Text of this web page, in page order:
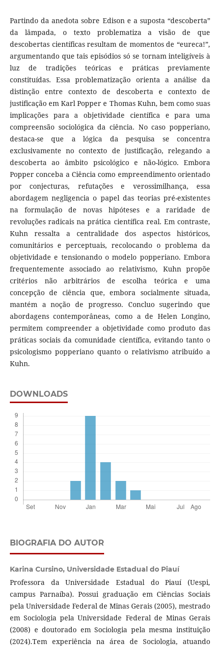
Partindo da anedota sobre Edison e a suposta “descoberta”
da lâmpada, o texto problematiza a visão de que
descobertas científicas resultam de momentos de “eureca!”,
argumentando que tais episódios só se tornam inteligíveis à
luz de tradições teóricas e práticas previamente
constituídas. Essa problematização orienta a análise da
distinção entre contexto de descoberta e contexto de
justificação em Karl Popper e Thomas Kuhn, bem como suas
implicações para a objetividade científica e para uma
compreensão sociológica da ciência. No caso popperiano,
destaca-se que a lógica da pesquisa se concentra
exclusivamente no contexto de justificação, relegando a
descoberta ao âmbito psicológico e não-lógico. Embora
Popper conceba a Ciência como empreendimento orientado
por conjecturas, refutações e verossimilhança, essa
abordagem negligencia o papel das teorias pré-existentes
na formulação de novas hipóteses e a raridade de
revoluções radicais na prática científica real. Em contraste,
Kuhn ressalta a centralidade dos aspectos históricos,
comunitários e perceptuais, recolocando o problema da
objetividade e tensionando o modelo popperiano. Embora
frequentemente associado ao relativismo, Kuhn propõe
critérios não arbitrários de escolha teórica e uma
concepção de ciência que, embora socialmente situada,
mantém a noção de progresso. Concluo sugerindo que
abordagens contemporâneas, como a de Helen Longino,
permitem compreender a objetividade como produto das
práticas sociais da comunidade científica, evitando tanto o
psicologismo popperiano quanto o relativismo atribuído a
Kuhn.
DOWNLOADS
BIOGRAFIA DO AUTOR
Karina Cursino, Universidade Estadual do Piauí
Professora da Universidade Estadual do Piauí (Uespi,
campus Parnaíba). Possui graduação em Ciências Sociais
pela Universidade Federal de Minas Gerais (2005), mestrado
em Sociologia pela Universidade Federal de Minas Gerais
(2008) e doutorado em Sociologia pela mesma instituição
(2024).Tem experiência na área de Sociologia, atuando